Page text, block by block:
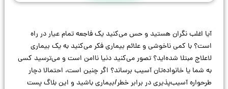
آیا اغلب نگران هستید و حس می‌کنید یک فاجعه تمام عیار در راه
است؟ با کمی ناخوشی و علائم بیماری فکر می‌کنید به یک بیماری
لاعلاج مبتلا شده‌اید؟ تصور می‌کنید دنیا ناامن است و می‌ترسید کسی
به شما یا خانواده‌تان آسیب برساند؟ اگر چنین است، احتمالا دچار
طرحواره آسیب‌پذیری در برابر خطر/بیماری باشید و این بلاگ پست